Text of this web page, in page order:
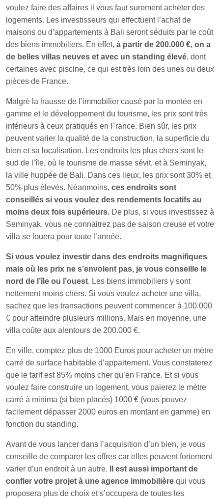
voulez faire des affaires il vous faut surement acheter des
logements. Les investisseurs qui effectuent l’achat de
maisons ou d’appartements à Bali seront séduits par le coût
des biens immobiliers. En effet, à partir de 200.000 €, on a
de belles villas neuves et avec un standing élevé, dont
certaines avec piscine, ce qui est très loin des unes ou deux
pièces de France.
Malgré la hausse de l’immobilier causé par la montée en
gamme et le développement du tourisme, les prix sont très
inférieurs à ceux pratiqués en France. Bien sûr, les prix
peuvent varier la qualité de la construction, la superficie du
bien et sa localisation. Les endroits les plus chers sont le
sud de l’île, où le tourisme de masse sévit, et à Seminyak,
la ville huppée de Bali. Dans ces lieux, les prix sont 30% et
50% plus élevés. Néanmoins, ces endroits sont
conseillés si vous voulez des rendements locatifs au
moins deux fois supérieurs. De plus, si vous investissez à
Seminyak, vous ne connaitrez pas de saison creuse et votre
villa se louera pour toute l’année.
Si vous voulez investir dans des endroits magnifiques
mais où les prix ne s’envolent pas, je vous conseille le
nord de l’île ou l’ouest. Les biens immobiliers y sont
nettement moins chers. Si vous voulez acheter une villa,
sachez que les transactions peuvent commencer à 100.000
€ pour atteindre plusieurs millions. Mais en moyenne, une
villa coûte aux alentours de 200.000 €.
En ville, comptez plus de 1000 Euros pour acheter un mètre
carré de surface habitable d’appartement. Vous constaterez
que le tarif est 85% moins cher qu’en France. Et si vous
voulez faire construire un logement, vous paierez le mètre
carré à minima (si bien placés) 1000 € (vous pouvez
facilement dépasser 2000 euros en montant en gamme) en
fonction du standing.
Avant de vous lancer dans l’acquisition d’un bien, je vous
conseille de comparer les offres car elles peuvent fortement
varier d’un endroit à un autre.
Il est aussi important de
confier votre projet à une agence immobilière qui vous
proposera plus de choix et s’occupera de toutes les